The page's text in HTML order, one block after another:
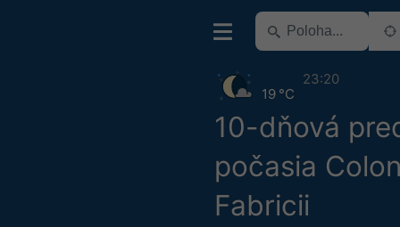
10-dňová
počasia
Fabricii
19 °C
23:20